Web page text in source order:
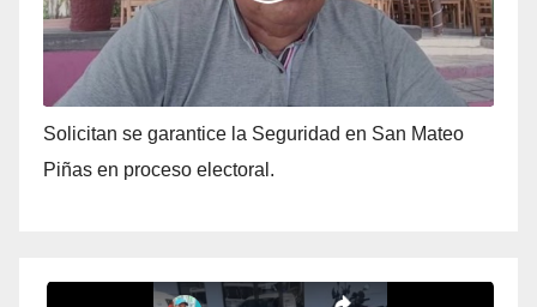
Solicitan se garantice la Seguridad en San Mateo
Piñas en proceso electoral.